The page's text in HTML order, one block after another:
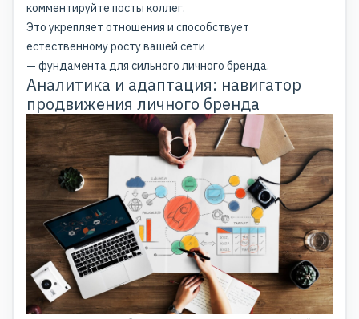
комментируйте посты коллег.
Это укрепляет отношения и способствует
естественному росту вашей сети
— фундамента для сильного личного бренда.
Аналитика и адаптация: навигатор
продвижения личного бренда